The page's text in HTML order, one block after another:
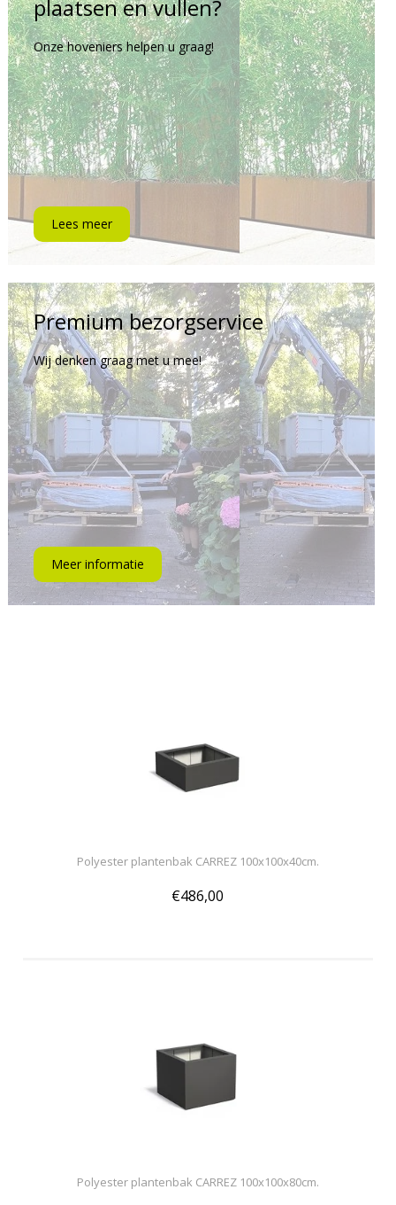
plaatsen en vullen?
Onze hoveniers helpen u graag!
Lees meer
Premium bezorgservice
Wij denken graag met u mee!
Meer informatie
Polyester plantenbak CARREZ 100x100x40cm.
€486,00
Polyester plantenbak CARREZ 100x100x80cm.